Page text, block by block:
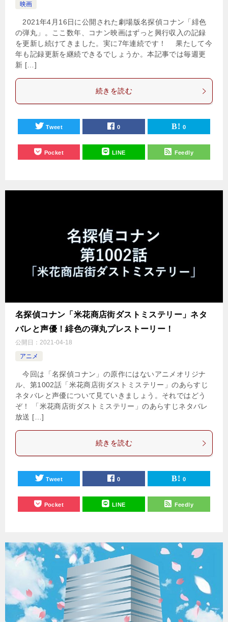
映画
2021年4月16日に公開された劇場版名探偵コナン「緋色
の弾丸」。ここ数年、コナン映画はずっと興行収入の記録
を更新し続けてきました。実に7年連続です！ 果たして今
年も記録更新を継続できるでしょうか。本記事では毎週更
新 […]
続きを読む
Tweet 0 0
Pocket LINE Feedly
名探偵コナン「米花商店街ダストミステリー」ネタ
バレと声優！緋色の弾丸プレストーリー！
公開日： 2021-04-18
アニメ
今回は「名探偵コナン」の原作にはないアニメオリジナ
ル、第1002話「米花商店街ダストミステリー」のあらすじ
ネタバレと声優について見ていきましょう。それではどう
ぞ！ 「米花商店街ダストミステリー」のあらすじネタバレ
放送 […]
続きを読む
Tweet 0 0
Pocket LINE Feedly